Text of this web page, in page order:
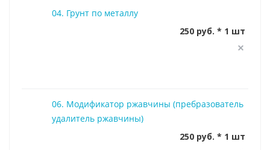
04. Грунт по металлу
250 руб. * 1 шт
06. Модификатор ржавчины (пребразователь
удалитель ржавчины)
250 руб. * 1 шт